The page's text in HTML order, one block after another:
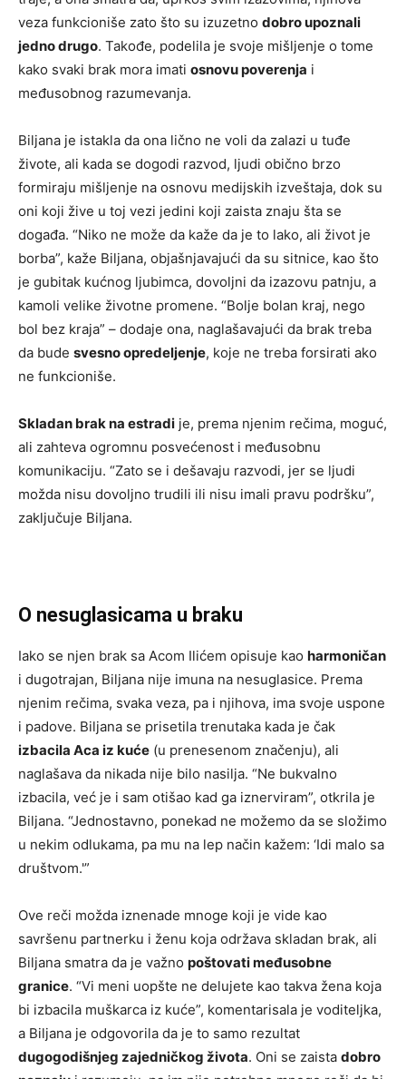
veza funkcioniše zato što su izuzetno dobro upoznali
jedno drugo. Takođe, podelila je svoje mišljenje o tome
kako svaki brak mora imati osnovu poverenja i
međusobnog razumevanja.
Biljana je istakla da ona lično ne voli da zalazi u tuđe
živote, ali kada se dogodi razvod, ljudi obično brzo
formiraju mišljenje na osnovu medijskih izveštaja, dok su
oni koji žive u toj vezi jedini koji zaista znaju šta se
događa. “Niko ne može da kaže da je to lako, ali život je
borba”, kaže Biljana, objašnjavajući da su sitnice, kao što
je gubitak kućnog ljubimca, dovoljni da izazovu patnju, a
kamoli velike životne promene. “Bolje bolan kraj, nego
bol bez kraja” – dodaje ona, naglašavajući da brak treba
da bude svesno opredeljenje, koje ne treba forsirati ako
ne funkcioniše.
Skladan brak na estradi je, prema njenim rečima, moguć,
ali zahteva ogromnu posvećenost i međusobnu
komunikaciju. “Zato se i dešavaju razvodi, jer se ljudi
možda nisu dovoljno trudili ili nisu imali pravu podršku”,
zaključuje Biljana.
O nesuglasicama u braku
Iako se njen brak sa Acom Ilićem opisuje kao harmoničan
i dugotrajan, Biljana nije imuna na nesuglasice. Prema
njenim rečima, svaka veza, pa i njihova, ima svoje uspone
i padove. Biljana se prisetila trenutaka kada je čak
izbacila Aca iz kuće (u prenesenom značenju), ali
naglašava da nikada nije bilo nasilja. “Ne bukvalno
izbacila, već je i sam otišao kad ga iznerviram”, otkrila je
Biljana. “Jednostavno, ponekad ne možemo da se složimo
u nekim odlukama, pa mu na lep način kažem: ‘Idi malo sa
društvom.'”
Ove reči možda iznenade mnoge koji je vide kao
savršenu partnerku i ženu koja održava skladan brak, ali
Biljana smatra da je važno poštovati međusobne
granice. “Vi meni uopšte ne delujete kao takva žena koja
bi izbacila muškarca iz kuće”, komentarisala je voditeljka,
a Biljana je odgovorila da je to samo rezultat
dugogodišnjeg zajedničkog života. Oni se zaista dobro